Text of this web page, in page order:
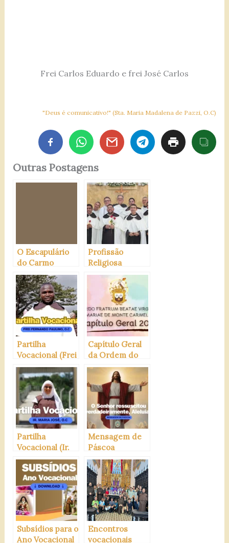
Frei Carlos Eduardo e frei José Carlos
"Deus é comunicativo!" (Sta. Maria Madalena de Pazzi, O.C)
Outras Postagens
O Escapulário
do Carmo
Profissão
Religiosa
Partilha
Vocacional (Frei
Fernando
Paulino,O.C)
Capítulo Geral
da Ordem do
Carmo 2025
Partilha
Vocacional (Ir.
Maria José, O.C)
Mensagem de
Páscoa
Subsídios para o
Ano Vocacional
Encontros
vocacionais